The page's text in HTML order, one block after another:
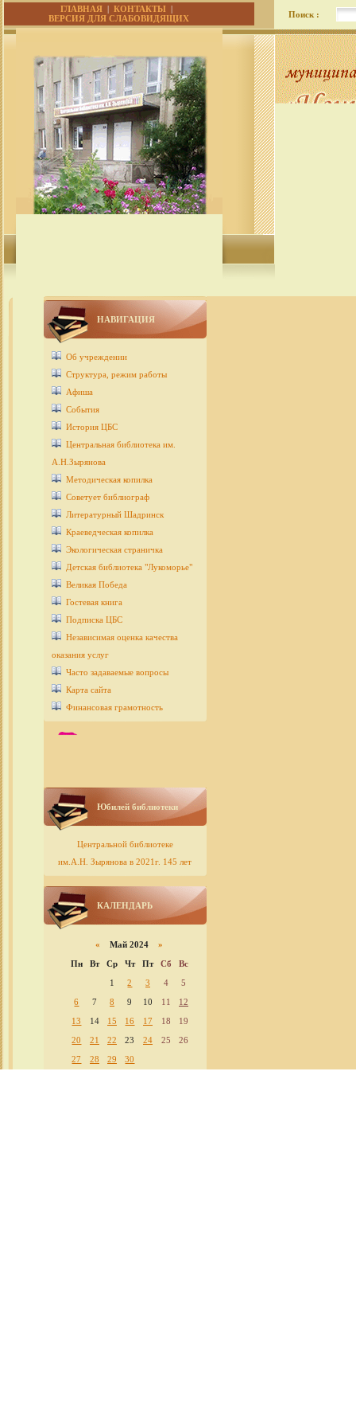
ГЛАВНАЯ |КОНТАКТЫ |
ВЕРСИЯ ДЛЯ СЛАБОВИДЯЩИХ
Поиск :
НАВИГАЦИЯ
Об учреждении
Структура, режим работы
Афиша
События
История ЦБС
Центральная библиотека им.
А.Н.Зырянова
Методическая копилка
Советует библиограф
Литературный Шадринск
Краеведческая копилка
Экологическая страничка
Детcкая библиотека "Лукоморье"
Великая Победа
Гостевая книга
Подписка ЦБС
Независимая оценка качества
оказания услуг
Часто задаваемые вопросы
Карта сайта
Финансовая грамотность
Юбилей библиотеки
Центральной библиотеке
им.А.Н. Зырянова в 2021г. 145 лет
КАЛЕНДАРЬ
« Май 2024»
Пн
Вт Ср Чт Пт Сб
Вс
1
2 3 4
5
6
7 8 9 10 11
12
13
14 15 16 17 18
19
20
21 22 23 24 25
26
27
28 29 30